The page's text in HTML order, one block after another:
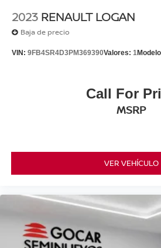
2023 RENAULT LOGAN
Baja de precio
VIN: 9FB4SR4D3PM369390Valores: 1
Call For
MSRP
VER VEHÍCULO